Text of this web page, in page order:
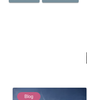
Blog